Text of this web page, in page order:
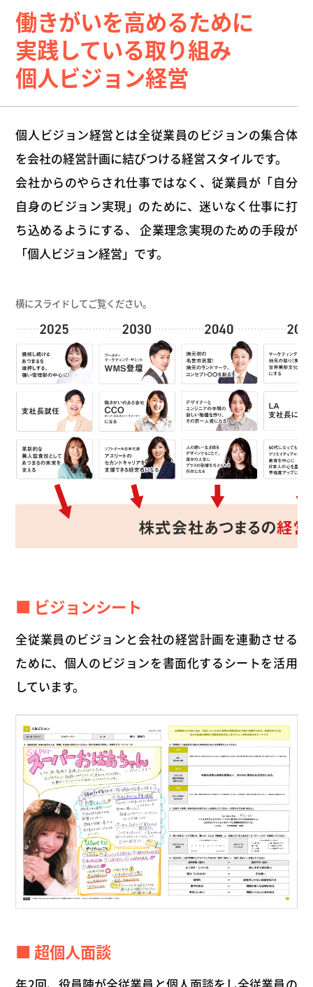
働きがいを高めるために
実践している取り組み
個人ビジョン経営
個人ビジョン経営とは全従業員のビジョンの集合体
を会社の経営計画に結びつける経営スタイルです。
会社からのやらされ仕事ではなく、従業員が「自分
自身のビジョン実現」のために、迷いなく仕事に打
ち込めるようにする、
企業理念実現のための手段が
「個人ビジョン経営」です。
横にスライドしてご覧ください。
■ ビジョンシート
全従業員のビジョンと会社の経営計画を連動させる
ために、個人のビジョンを書面化するシートを活用
しています。
■ 超個人面談